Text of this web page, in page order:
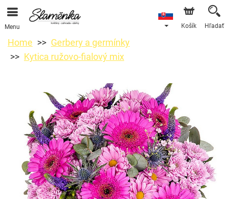
Menu Košík Hľadať
Home
Gerbery a germínky
Kytica ružovo-fialový mix